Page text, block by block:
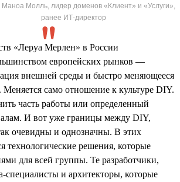
Маноа Молль, лидер доменов «Клиент» и «Услуги»,
ранее ИТ-директор
«Леруа Мерлен» в России
европейских рынков —
внешней среды и быстро меняющееся
Меняется само отношение к культуре DIY.
часть работы или определенный
И вот уже границы между DIY,
очевидны и однозначны. В этих
технологические решения, которые
для всей группы. Те разработчики,
и архитекторы, которые